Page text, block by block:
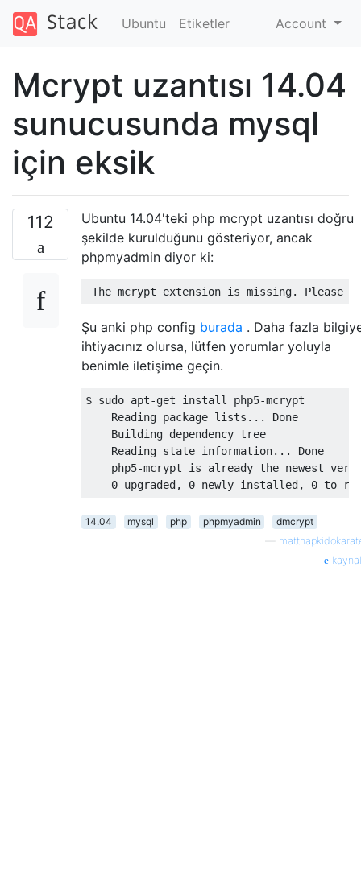
Ubuntu Etiketler Account
Mcrypt uzantısı 14.04
sunucusunda mysql
için eksik
112
Ubuntu 14.04'teki php mcrypt uzantısı doğru
şekilde kurulduğunu gösteriyor, ancak
phpmyadmin diyor ki:
Şu anki php config burada . Daha fazla
ihtiyacınız olursa, lütfen yorumlar yoluyla
benimle iletişime geçin.
$ sudo apt-get install php5-mcrypt
    Reading package lists... Done
    Building dependency tree
    Reading state information... Done
php5-mcrypt is already the newest
14.04 mysql php phpmyadmin
dmcrypt